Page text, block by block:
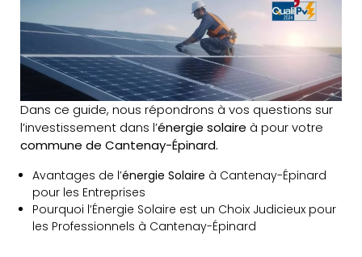
Dans ce guide, nous répondrons à vos questions sur
l’investissement dans l’énergie solaire à pour votre
commune de Cantenay-Épinard.
Avantages de l’énergie Solaire à Cantenay-Épinard
pour les Entreprises
Pourquoi l’Énergie Solaire est un Choix Judicieux pour
les Professionnels à Cantenay-Épinard